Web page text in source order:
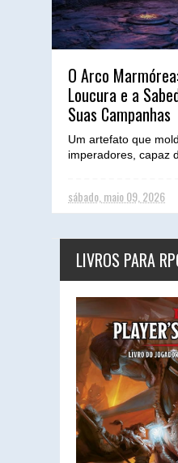
O Arco
Loucura e a
Suas Campanhas
Um artefato que
imperadores, capaz
sábado, maio 09, 2026
LIVROS PARA